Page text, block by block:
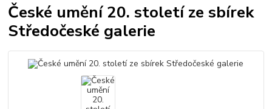
České umění 20. století ze sbírek
Středočeské galerie